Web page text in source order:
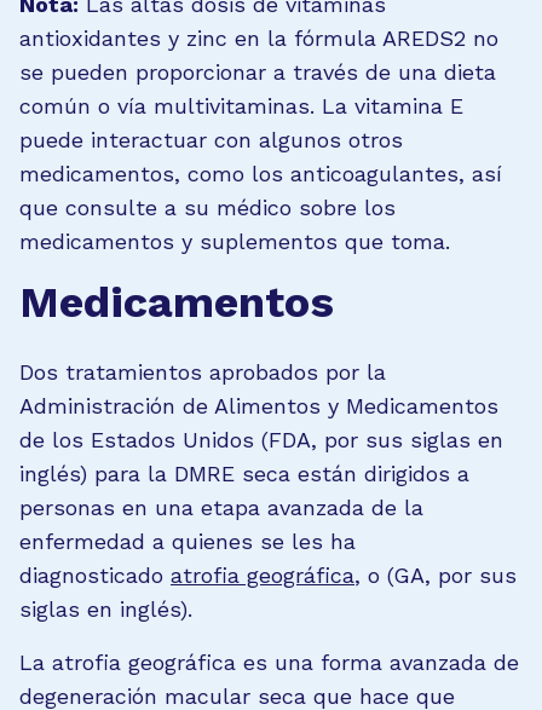
antioxidantes y zinc en la fórmula AREDS2 no
se pueden proporcionar a través de una dieta
común o vía multivitaminas. La vitamina E
puede interactuar con algunos otros
medicamentos, como los anticoagulantes, así
que consulte a su médico sobre los
medicamentos y suplementos que toma.
Medicamentos
Dos tratamientos aprobados por la
Administración de Alimentos y Medicamentos
de los Estados Unidos (FDA, por sus siglas en
inglés) para la DMRE seca están dirigidos a
personas en una etapa avanzada de la
enfermedad a quienes se les ha
diagnosticado atrofia geográfica, o (GA, por sus
siglas en inglés).
La atrofia geográfica es una forma avanzada de
degeneración macular seca que hace que